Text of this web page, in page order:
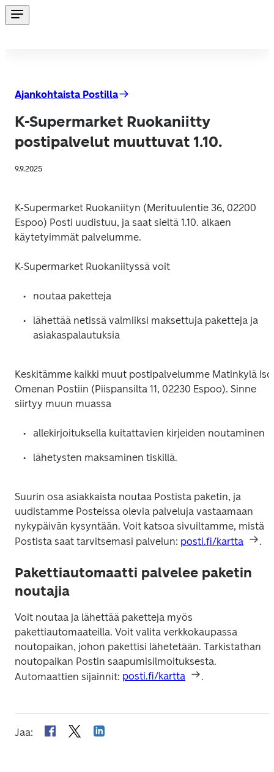
Ajankohtaista Postilla
K-Supermarket Ruokaniitty
postipalvelut muuttuvat 1.10.
9.9.2025
K-Supermarket Ruokaniityn (Merituulentie 36, 02200
Espoo) Posti uudistuu, ja saat sieltä 1.10. alkaen
käytetyimmät palvelumme.
K-Supermarket Ruokaniityssä voit
noutaa paketteja
lähettää netissä valmiiksi maksettuja paketteja ja
asiakaspalautuksia
Keskitämme kaikki muut postipalvelumme Matinkylä Iso
Omenan Postiin (Piispansilta 11, 02230 Espoo). Sinne
siirtyy muun muassa
allekirjoituksella kuitattavien kirjeiden noutaminen
Suurin osa asiakkaista noutaa Postista paketin, ja
uudistamme Posteissa olevia palveluja vastaamaan
nykypäivän kysyntään. Voit katsoa sivuiltamme, mistä
Postista saat tarvitsemasi palvelun: posti.fi/kartta .
Pakettiautomaatti palvelee paketin
noutajia
Voit noutaa ja lähettää paketteja myös
pakettiautomaateilla. Voit valita verkkokaupassa
noutopaikan, johon pakettisi lähetetään. Tarkistathan
noutopaikan Postin saapumisilmoituksesta.
Automaattien sijainnit: posti.fi/kartta .
Jaa: